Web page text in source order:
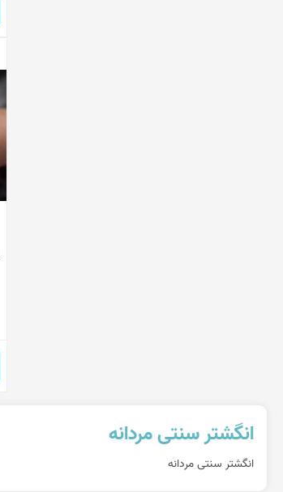
انگشتر سنتی مردانه
انگشتر سنتی مردانه